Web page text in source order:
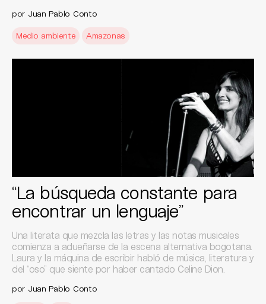
por Juan Pablo Conto
Medio ambiente Amazonas
“La búsqueda constante para
encontrar un lenguaje”
Una literata que mezcla las letras y las notas musicales
comienza a adueñarse de la escena alternativa bogotana.
Laura y la máquina de escribir habló de música, literatura y
del “oso” que siente por haber cantado Celine Dion.
por Juan Pablo Conto